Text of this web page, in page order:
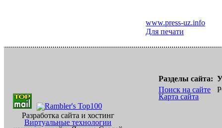
www.press-uz.info
Для печати
Разработка сайта и хостинг
Виртуальные технологии
Разделы сайта:
Поиск на сайте
Карта сайта